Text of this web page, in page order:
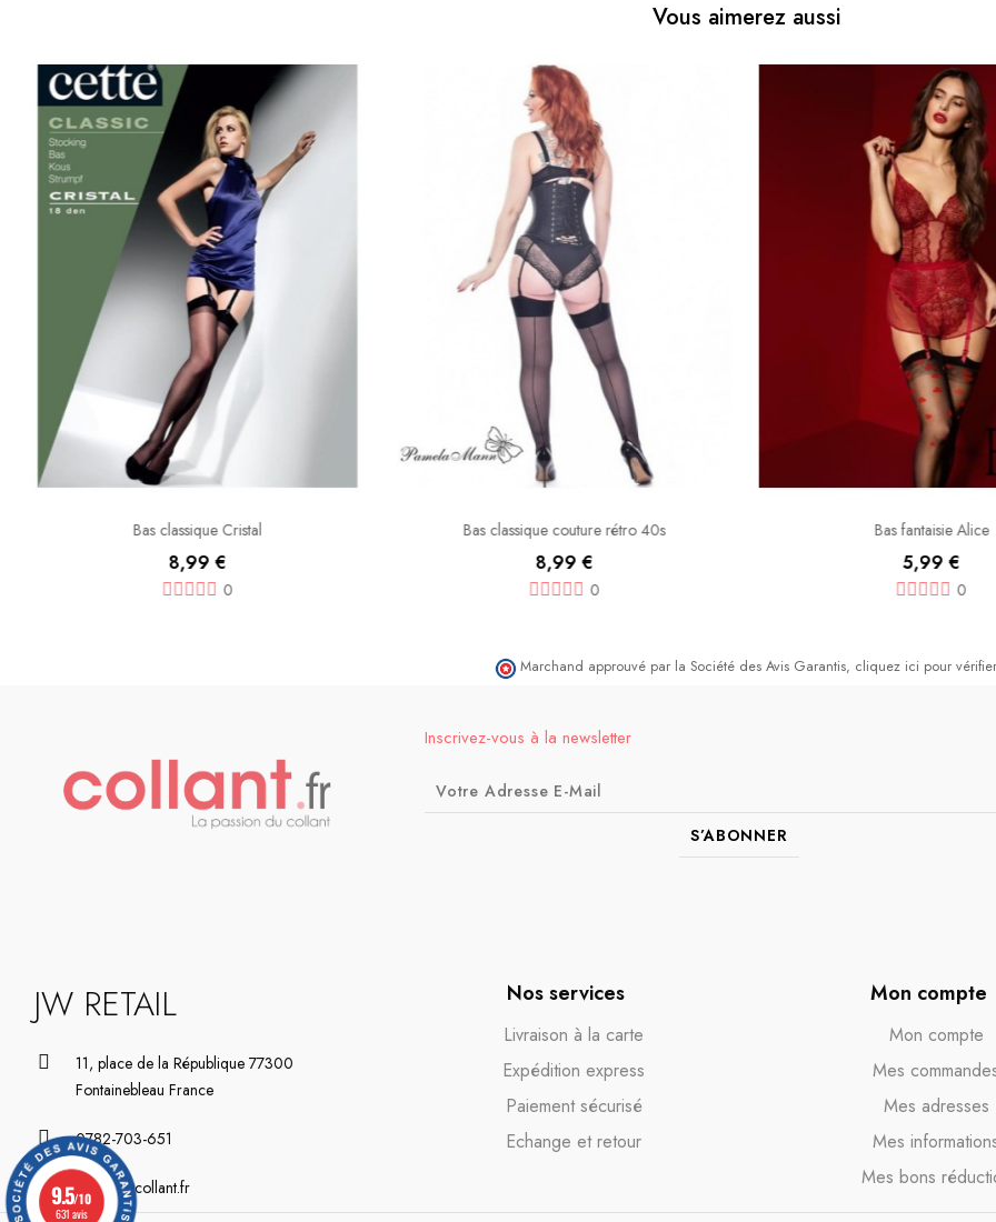
Vous aimerez aussi
Bas classique Cristal
8,99 €
0
Bas classique couture rétro 40s
8,99 €
0
Bas fantaisie Alice
5,99 €
0
Marchand approuvé par la Société des Avis Garantis, cliquez ici pour vérifier
Inscrivez-vous à la newsletter
S’ABONNER
JW RETAIL
11, place de la République 77300
Fontainebleau France
0782-703-651
contact@collant.fr
Nos services
Livraison à la carte
Expédition express
Paiement sécurisé
Echange et retour
Mon compte
Mon compte
Mes
Mes adresses
Mes
Mes bons
9.5/10
631 avis